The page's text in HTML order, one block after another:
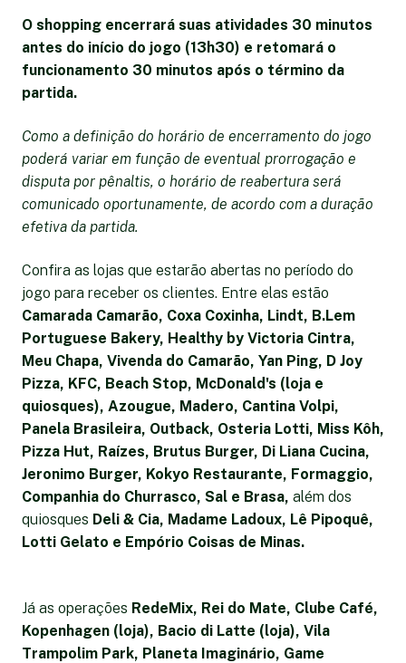
O shopping encerrará suas atividades 30 minutos
antes do início do jogo (13h30) e retomará o
funcionamento 30 minutos após o término da
partida.
Como a definição do horário de encerramento do jogo
poderá variar em função de eventual prorrogação e
disputa por pênaltis, o horário de reabertura será
comunicado oportunamente, de acordo com a duração
efetiva da partida.
Confira as lojas que estarão abertas no período do
jogo para receber os clientes. Entre elas estão
Camarada Camarão, Coxa Coxinha, Lindt, B.Lem
Portuguese Bakery, Healthy by Victoria Cintra,
Meu Chapa, Vivenda do Camarão, Yan Ping, D Joy
Pizza, KFC, Beach Stop, McDonald's (loja e
quiosques), Azougue, Madero, Cantina Volpi,
Panela Brasileira, Outback, Osteria Lotti, Miss Kôh,
Pizza Hut, Raízes, Brutus Burger, Di Liana Cucina,
Jeronimo Burger, Kokyo Restaurante, Formaggio,
Companhia do Churrasco, Sal e Brasa, além dos
quiosques Deli & Cia, Madame Ladoux, Lê Pipoquê,
Lotti Gelato e Empório Coisas de Minas.
Já as operações RedeMix, Rei do Mate, Clube Café,
Kopenhagen (loja), Bacio di Latte (loja), Vila
Trampolim Park, Planeta Imaginário, Game